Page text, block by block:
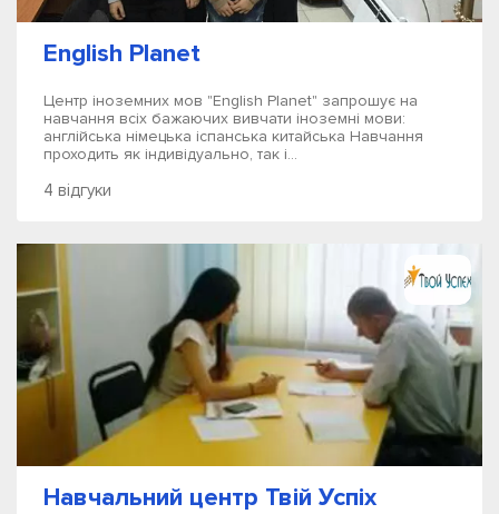
English Planet
Центр іноземних мов "English Planet" запрошує на
навчання всіх бажаючих вивчати іноземні мови:
англійська німецька іспанська китайська Навчання
проходить як індивідуально, так і...
4 відгуки
Навчальний центр Твій Успіх